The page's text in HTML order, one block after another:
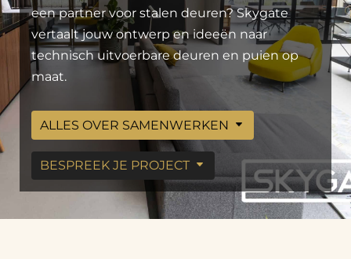
een partner voor stalen deuren? Skygate
vertaalt jouw ontwerp en ideeën naar
technisch uitvoerbare deuren en puien op
maat.
ALLES OVER SAMENWERKEN
BESPREEK JE PROJECT